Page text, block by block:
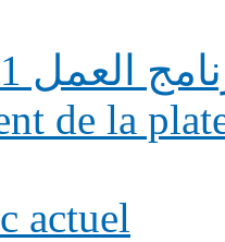
العمل 2011-2013
de la
actuel